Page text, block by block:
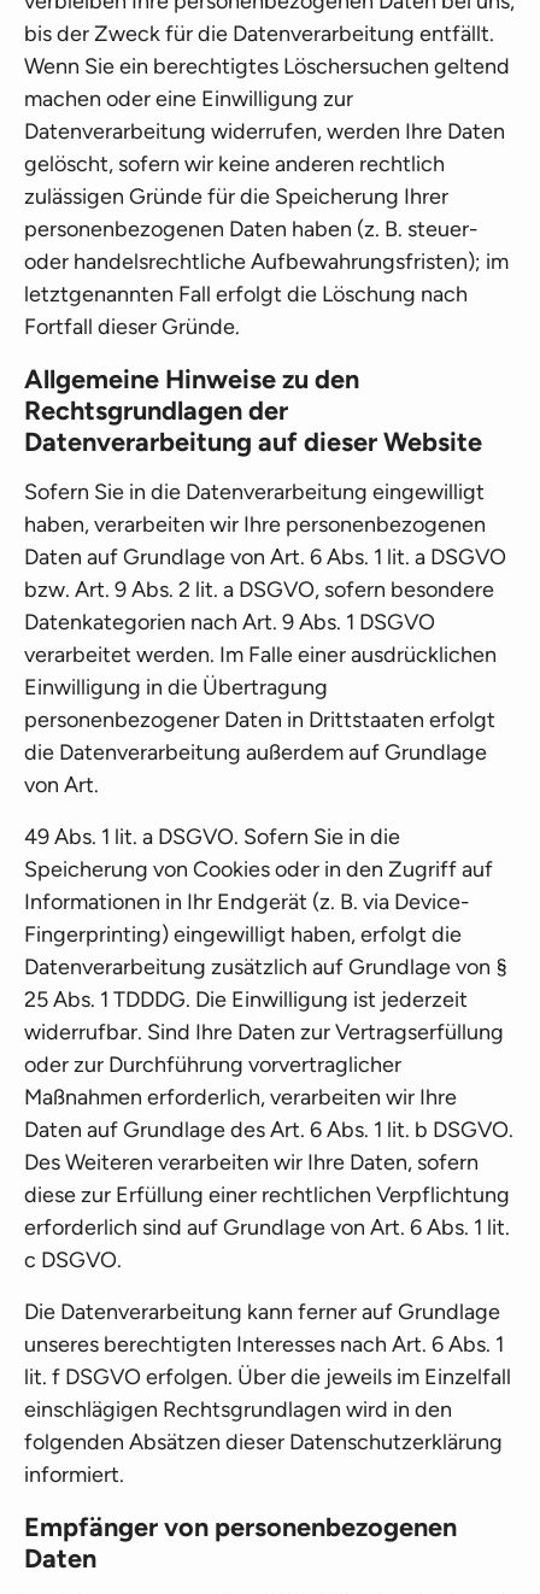
bis der Zweck für die Datenverarbeitung entfällt.
Wenn Sie ein berechtigtes Löschersuchen geltend
machen oder eine Einwilligung zur
Datenverarbeitung widerrufen, werden Ihre Daten
gelöscht, sofern wir keine anderen rechtlich
zulässigen Gründe für die Speicherung Ihrer
personenbezogenen Daten haben (z. B. steuer-
oder handelsrechtliche Aufbewahrungsfristen); im
letztgenannten Fall erfolgt die Löschung nach
Fortfall dieser Gründe.
Allgemeine Hinweise zu den
Rechtsgrundlagen der
Datenverarbeitung auf dieser Website
Sofern Sie in die Datenverarbeitung eingewilligt
haben, verarbeiten wir Ihre personenbezogenen
Daten auf Grundlage von Art. 6 Abs. 1 lit. a DSGVO
bzw. Art. 9 Abs. 2 lit. a DSGVO, sofern besondere
Datenkategorien nach Art. 9 Abs. 1 DSGVO
verarbeitet werden. Im Falle einer ausdrücklichen
Einwilligung in die Übertragung
personenbezogener Daten in Drittstaaten erfolgt
die Datenverarbeitung außerdem auf Grundlage
von Art.
49 Abs. 1 lit. a DSGVO. Sofern Sie in die
Speicherung von Cookies oder in den Zugriff auf
Informationen in Ihr Endgerät (z. B. via Device-
Fingerprinting) eingewilligt haben, erfolgt die
Datenverarbeitung zusätzlich auf Grundlage von §
25 Abs. 1 TDDDG. Die Einwilligung ist jederzeit
widerrufbar. Sind Ihre Daten zur Vertragserfüllung
oder zur Durchführung vorvertraglicher
Maßnahmen erforderlich, verarbeiten wir Ihre
Daten auf Grundlage des Art. 6 Abs. 1 lit. b DSGVO.
Des Weiteren verarbeiten wir Ihre Daten, sofern
diese zur Erfüllung einer rechtlichen Verpflichtung
erforderlich sind auf Grundlage von Art. 6 Abs. 1 lit.
c DSGVO.
Die Datenverarbeitung kann ferner auf Grundlage
unseres berechtigten Interesses nach Art. 6 Abs. 1
lit. f DSGVO erfolgen. Über die jeweils im Einzelfall
einschlägigen Rechtsgrundlagen wird in den
folgenden Absätzen dieser Datenschutzerklärung
informiert.
Empfänger von personenbezogenen
Daten